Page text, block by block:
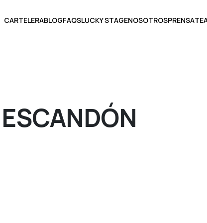
CARTELERABLOGFAQSLUCKY STAGENOSOTROSPRENSA